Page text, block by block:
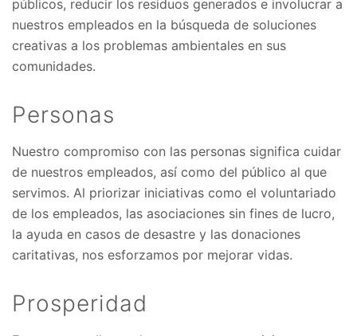
públicos, reducir los residuos generados e involucrar a
nuestros empleados en la búsqueda de soluciones
creativas a los problemas ambientales en sus
comunidades.
Personas
Nuestro compromiso con las personas significa cuidar
de nuestros empleados, así como del público al que
servimos. Al priorizar iniciativas como el voluntariado
de los empleados, las asociaciones sin fines de lucro,
la ayuda en casos de desastre y las donaciones
caritativas, nos esforzamos por mejorar vidas.
Prosperidad